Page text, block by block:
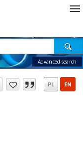
Advanced search
PL EN